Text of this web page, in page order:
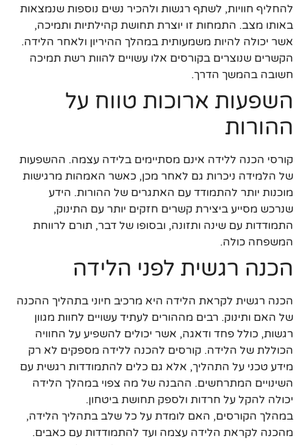
להחליף חוויות, לשתף רגשות ולהכיר נשים נוספות שנמצאות
באותו מצב. התמחות זו יוצרת תחושת קהילתיות ותמיכה,
אשר יכולה להיות משמעותית במהלך ההיריון ולאחר הלידה.
הקשרים שנוצרים בקורסים אלו עשויים להוות רשת תמיכה
חשובה בהמשך הדרך.
השפעות ארוכות טווח על
ההורות
קורסי הכנה ללידה אינם מסתיימים בלידה עצמה. ההשפעות
של הלמידה ניכרות גם לאחר מכן, כאשר האמהות מרגישות
מוכנות יותר להתמודד עם האתגרים של ההורות. הידע
שנרכש מסייע ביצירת קשרים חזקים יותר עם התינוק,
התמודדות עם שינה ותזונה, ובסופו של דבר, תורם לרווחת
המשפחה כולה.
הכנה רגשית לפני הלידה
הכנה רגשית לקראת הלידה היא מרכיב חיוני בתהליך ההכנה
של האם ותינוק. רבים מההורים לעתיד עשויים לחוות מגוון
רגשות, כולל פחד ודאגה, אשר יכולים להשפיע על החוויה
הכוללת של הלידה. קורסים להכנה ללידה מספקים לא רק
מידע טכני על התהליך, אלא גם כלים להתמודדות רגשית עם
השינויים המתרחשים. ההבנה של מה צפוי במהלך הלידה
יכולה להקל על חרדות ולספק תחושת ביטחון.
במהלך הקורסים, האם לומדת על כל שלב בתהליך הלידה,
מהכנה לקראת הלידה עצמה ועד להתמודדות עם כאבים.